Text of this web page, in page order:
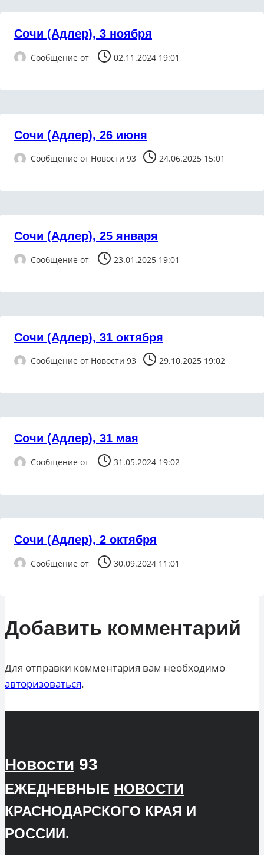
Сочи (Адлер), 3 ноября
Сообщение от 02.11.2024 19:01
Сочи (Адлер), 26 июня
Сообщение от Новости 93 24.06.2025 15:01
Сочи (Адлер), 25 января
Сообщение от 23.01.2025 19:01
Сочи (Адлер), 31 октября
Сообщение от Новости 93 29.10.2025 19:02
Сочи (Адлер), 31 мая
Сообщение от 31.05.2024 19:02
Сочи (Адлер), 2 октября
Сообщение от 30.09.2024 11:01
Добавить комментарий
Для отправки комментария вам необходимо
авторизоваться.
Новости 93
ЕЖЕДНЕВНЫЕ НОВОСТИ
КРАСНОДАРСКОГО КРАЯ И
РОССИИ.